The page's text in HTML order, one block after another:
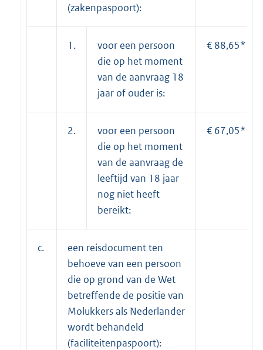
(zakenpaspoort):
1.
voor een persoon
die op het moment
van de aanvraag 18
jaar of ouder is:
€ 88,65*
2.
voor een persoon
die op het moment
van de aanvraag de
leeftijd van 18 jaar
nog niet heeft
bereikt:
€ 67,05*
c.
een reisdocument ten
behoeve van een persoon
die op grond van de Wet
betreffende de positie van
Molukkers als Nederlander
wordt behandeld
(faciliteitenpaspoort):